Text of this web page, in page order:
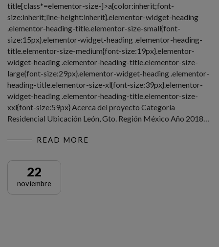
title[class*=elementor-size-]>a{color:inherit;font-
size:inherit;line-height:inherit}.elementor-widget-heading
.elementor-heading-title.elementor-size-small{font-
size:15px}.elementor-widget-heading .elementor-heading-
title.elementor-size-medium{font-size:19px}.elementor-
widget-heading .elementor-heading-title.elementor-size-
large{font-size:29px}.elementor-widget-heading .elementor-
heading-title.elementor-size-xl{font-size:39px}.elementor-
widget-heading .elementor-heading-title.elementor-size-
xxl{font-size:59px} Acerca del proyecto Categoría
Residencial Ubicación León, Gto. Región México Año 2018…
READ MORE
22
noviembre